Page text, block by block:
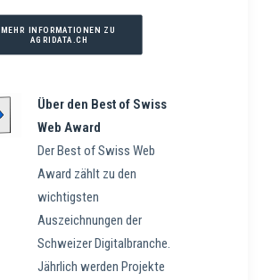
MEHR INFORMATIONEN ZU
AGRIDATA.CH
Über den Best of Swiss
Web Award
Der Best of Swiss Web
Award zählt zu den
wichtigsten
Auszeichnungen der
Schweizer Digitalbranche.
Jährlich werden Projekte